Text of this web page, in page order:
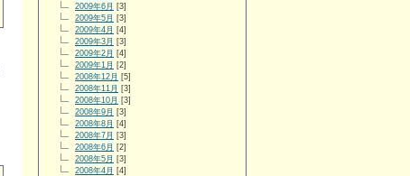
2009年6月 [3]
2009年5月 [3]
2009年4月 [4]
2009年3月 [3]
2009年2月 [4]
2009年1月 [2]
2008年12月 [5]
2008年11月 [3]
2008年10月 [3]
2008年9月 [3]
2008年8月 [4]
2008年7月 [3]
2008年6月 [2]
2008年5月 [3]
2008年4月 [4]